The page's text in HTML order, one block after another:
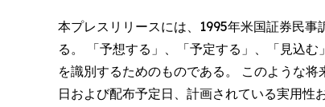
本プレスリリースには、1995年米国証券民
る。 「予想する」、「予定する」、「見込
を識別するためのものである。 このような
日および配布予定日、計画されている実用